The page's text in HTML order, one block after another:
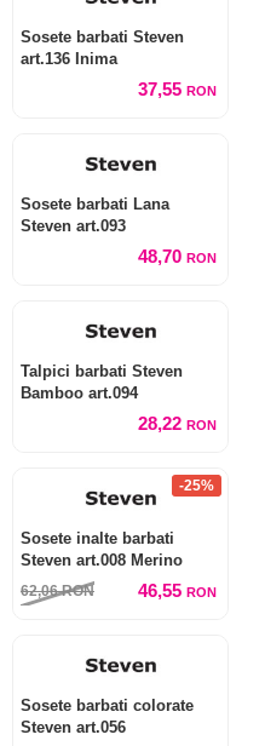
Sosete barbati Steven
art.136 Inima
37,55 RON
Sosete barbati Lana
Steven art.093
48,70 RON
Talpici barbati Steven
Bamboo art.094
28,22 RON
-25%
Sosete inalte barbati
Steven art.008 Merino
62,06RON 46,55 RON
Sosete barbati colorate
Steven art.056